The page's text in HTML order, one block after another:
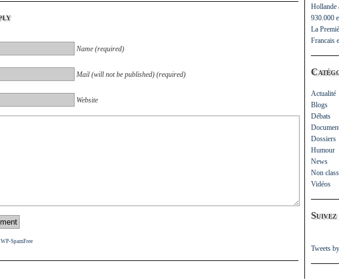
Name (required)
Mail (will not be published) (required)
Website
WP-SpamFree
Hollande
930.000
La
Francais
Actualité
Blogs
Débats
Dossiers
Humour
News
Non
Vidéos
Tweets